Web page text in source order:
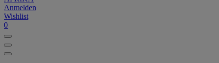
Anmelden
Wishlist
0